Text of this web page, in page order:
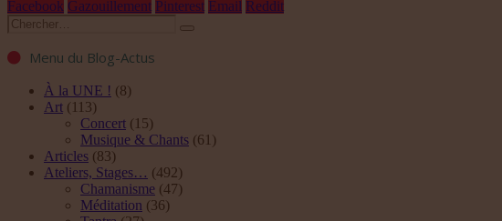
Facebook Gazouillement Pinterest Email Reddit
Menu du Blog-Actus
À la UNE ! (8)
Art (113)
Concert (15)
Musique & Chants (61)
Articles (83)
Ateliers, Stages… (492)
Chamanisme (47)
Méditation (36)